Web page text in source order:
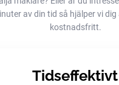
av din tid så hjälper vi
kostnadsfritt.
Tidseffektivt